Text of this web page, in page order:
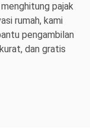
pajak
rumah, kami
pengambilan
dan gratis